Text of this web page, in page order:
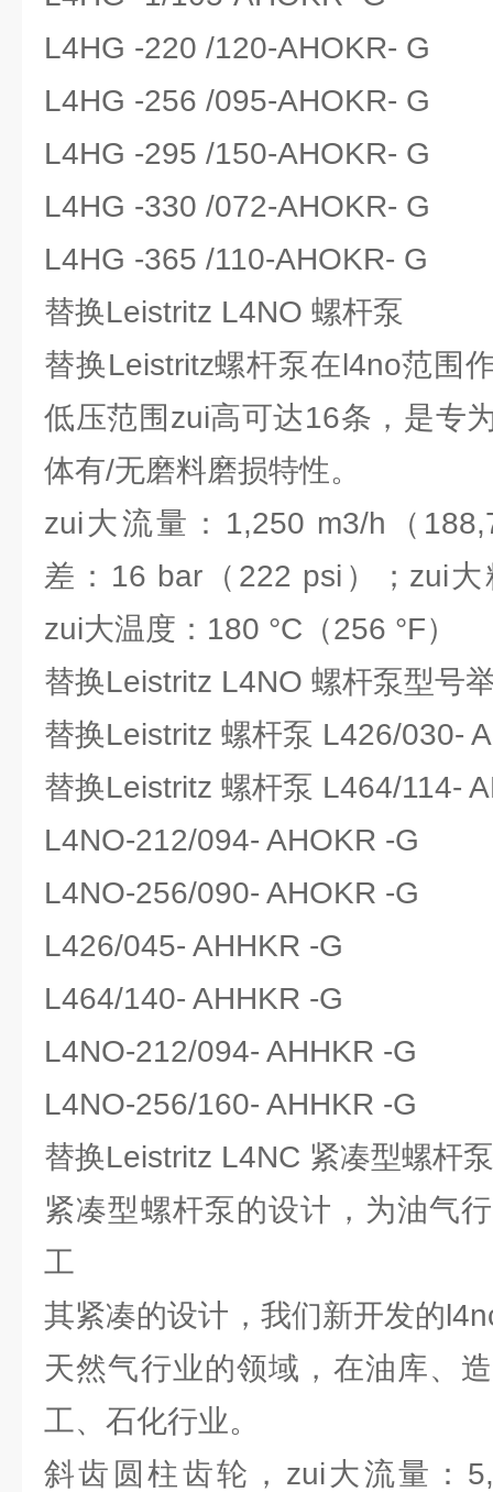
L4HG -220 /120-AHOKR- G
L4HG -256 /095-AHOKR- G
L4HG -295 /150-AHOKR- G
L4HG -330 /072-AHOKR- G
L4HG -365 /110-AHOKR- G
替换Leistritz L4NO 螺杆泵
替换Leistritz螺杆泵在l4no范围
低压范围zui高可达16条，是专
体有/无磨料磨损特性。
zui大流量：1,250 m3/h（
差：16 bar（222 psi）；zui
zui大温度：180 °C（256 °F）
替换Leistritz L4NO 螺杆泵型号
替换Leistritz 螺杆泵 L426/030-
替换Leistritz 螺杆泵 L464/114-
L4NO-212/094- AHOKR -G
L4NO-256/090- AHOKR -G
L426/045- AHHKR -G
L464/140- AHHKR -G
L4NO-212/094- AHHKR -G
L4NO-256/160- AHHKR -G
替换Leistritz L4NC 紧凑型螺杆泵
紧凑型螺杆泵的设计，为油气
工
其紧凑的设计，我们新开发的
天然气行业的领域，在油库、
工、石化行业。
斜齿圆柱齿轮，zui大流量：